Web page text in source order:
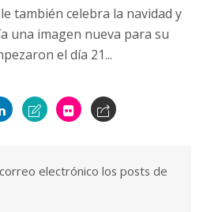
también celebra la navidad y
una imagen nueva para su
el día 21...
electrónico los posts de